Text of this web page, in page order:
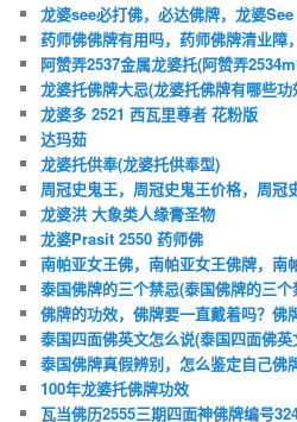
龙婆see必打佛，必达佛牌，龙婆See
药师佛佛牌有用吗，药师佛牌清业障
阿赞弄2537金属龙婆托(阿赞弄
龙婆托佛牌大忌(龙婆托佛牌有哪些功
龙婆多 2521 西瓦里尊者 花粉版
达玛茹
龙婆托供奉(龙婆托供奉型)
周冠史鬼王，周冠史鬼王价格，周冠
龙婆洪 大象类人缘膏圣物
龙婆Prasit 2550 药师佛
南帕亚女王佛，南帕亚女王佛牌，南
泰国佛牌的三个禁忌(泰国佛牌的三
佛牌的功效，佛牌要一直戴着吗？佛
泰国四面佛英文怎么说(泰国四面佛
泰国佛牌真假辨别，怎么鉴定自己佛
100年龙婆托佛牌功效
瓦当佛历2555三期四面神佛牌编号